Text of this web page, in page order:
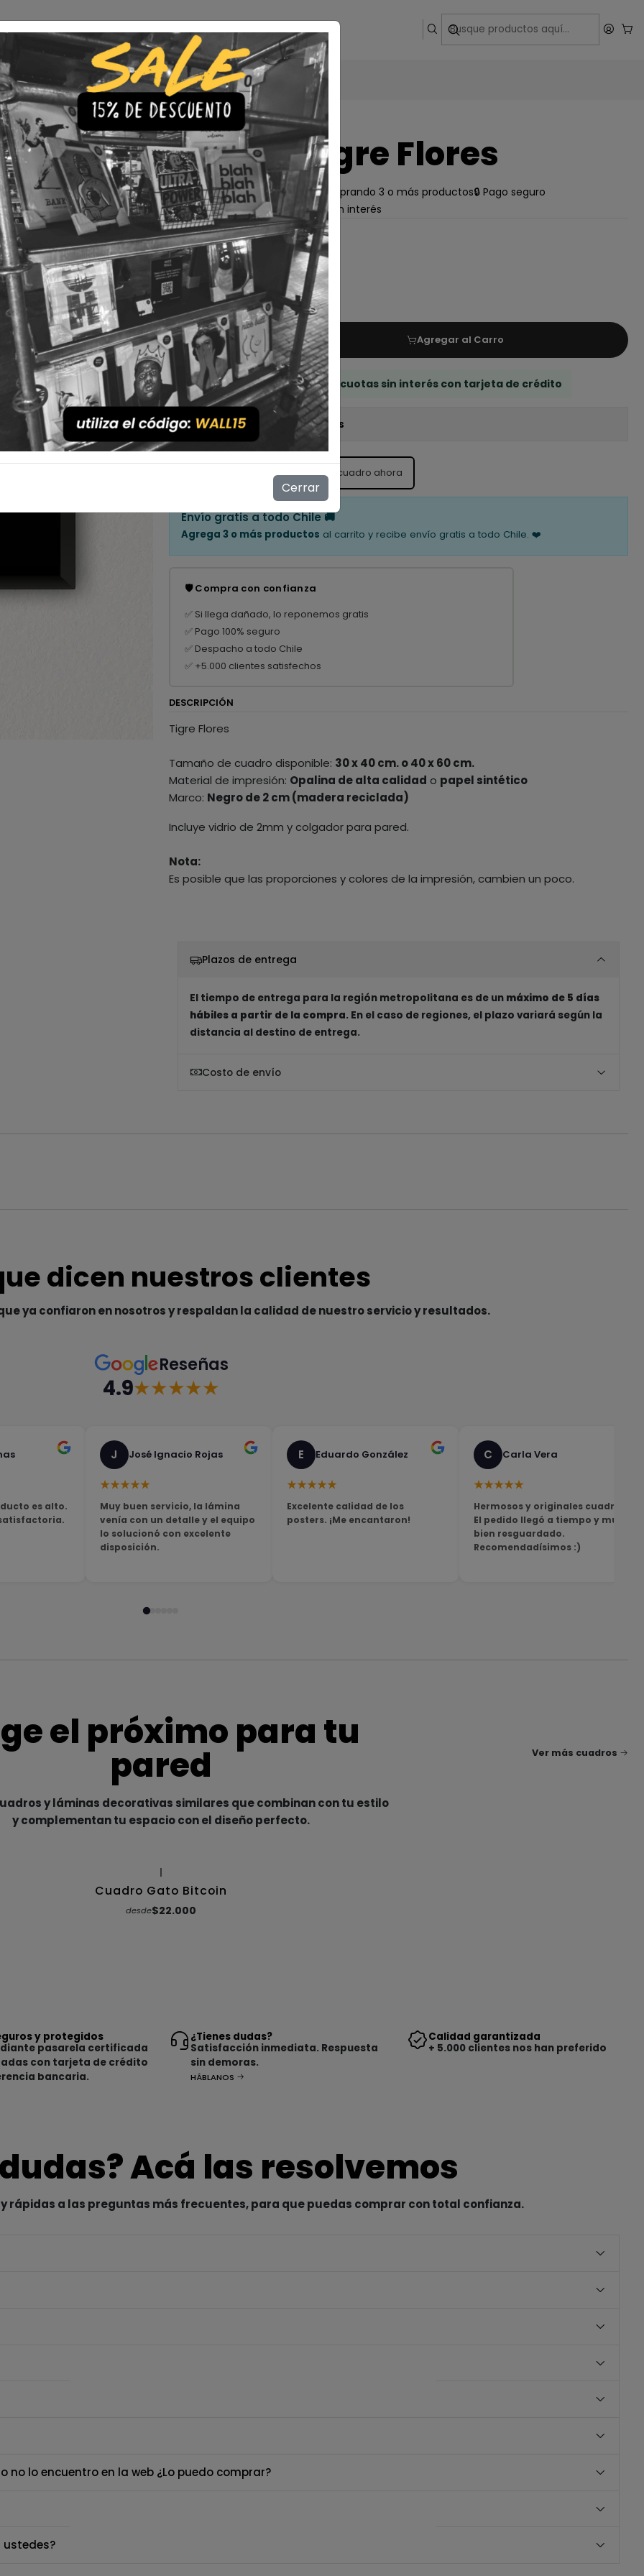
IluminaciónPrecios de cuadros & láminasPlazos de Entrega
|Cuadro Tigre Flores
🇨🇱 Envío gratis a todo Chile comprando 3 o más productos🔒 Pago seguro
💎 Calidad Premium💳 3 Cuotas sin interés
TAMAÑO
30x40 40x60
LÁMINA
Con Marco Sin Marco
Cantidad
Agregar al Carro
💳 Compra ahora y paga en 3 cuotas sin interés con tarjeta de crédito
Mostrar stock de ubicaciones
personas están viendo este cuadro ahora
Envío gratis a todo Chile 🚚
Agrega 3 o más productos al carrito y recibe envío gratis a todo Chile. ❤️
🛡️ Compra con confianza
✅ Si llega dañado, lo reponemos gratis
✅ Pago 100% seguro
✅ Despacho a todo Chile
✅ +5.000 clientes satisfechos
DESCRIPCIÓN
Tigre Flores
Tamaño de cuadro disponible: 30 x 40 cm. o 40 x 60 cm.
Material de impresión: Opalina de alta calidad o papel sintético
Marco: Negro de 2 cm (madera reciclada)
Incluye vidrio de 2mm y colgador para pared.
Nota:
Es posible que las proporciones y colores de la impresión, cambien un poco.
Plazos de entrega
El tiempo de entrega para la región metropolitana es de un máximo de 5 días
hábiles a partir de la compra. En el caso de regiones, el plazo variará según la
distancia al destino de entrega.
Costo de envío
dicen nuestros clientes
ya confiaron en nosotros y respaldan la calidad de nuestro servicio y resultados.
Reseñas
4.9★★★★★
es alto.
J José Ignacio Rojas
★★★★★
Muy buen servicio, la lámina
venía con un detalle y el equipo
lo solucionó con excelente
disposición.
E Eduardo González
★★★★★
Excelente calidad de los
posters. ¡Me encantaron!
C Carla Vera
★★★★★
Hermosos y originales cuadros!
El pedido llegó a tiempo y muy
bien resguardado.
Recomendadísimos :)
el próximo para tu
pared
y láminas decorativas similares que combinan con tu estilo
y complementan tu espacio con el diseño perfecto.
Ver más cuadros
Cuadro Gato Bitcoin
desde$22.000
y protegidos
pasarela certificada
con tarjeta de crédito
bancaria.
¿Tienes dudas?
Satisfacción inmediata. Respuesta
sin demoras.
HÁBLANOS
Calidad garantizada
+ 5.000 clientes nos han preferido
Acá las resolvemos
rápidas a las preguntas más frecuentes, para que puedas comprar con total confianza.
lo encuentro en la web ¿Lo puedo comprar?
Cerrar